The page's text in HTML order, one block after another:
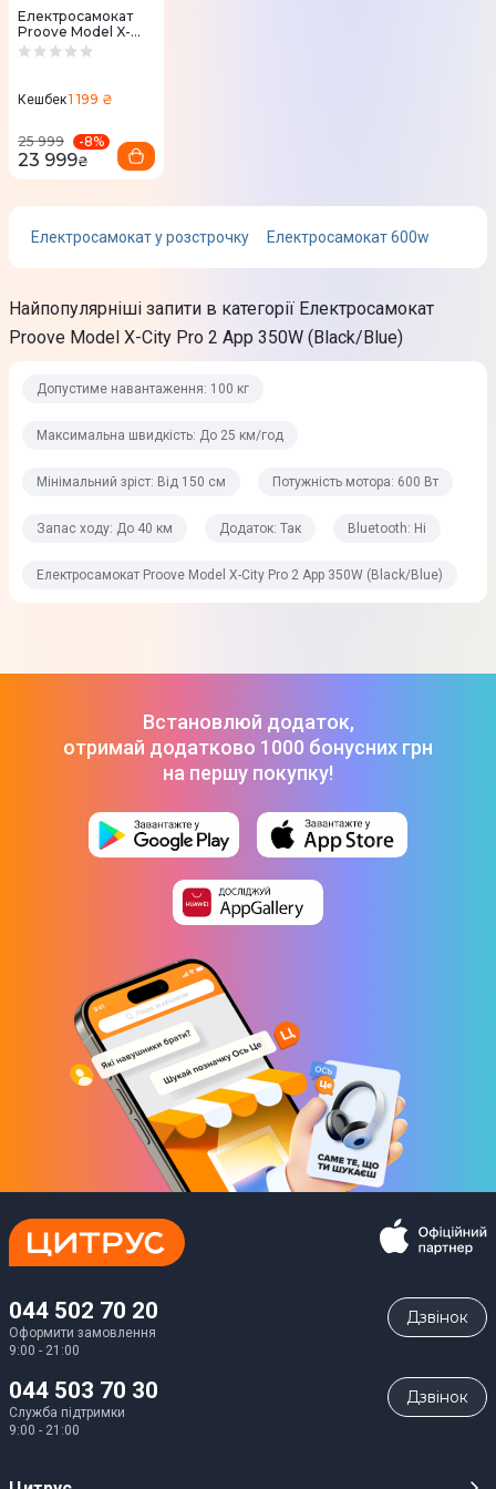
До 40 км
10Ah/36V
Тип акумулятора
Li-ion
Час зарядки
До 5 годин
Особливості
Так
Сумісність з ОС
Bluetooth
Дисплей
Наявність підсвітки
шестигранний ключ, гарантійний талон
Особливості
Дисплей, NFC-модуль, покажчики поворотів, вологозахист,
захист від перегріву та короткого замикання, синхронізація зі
Юридична інформація
Товар може відрізнятись від представленого на фото,
виробником. Деталі уточнюйте у менеджера
Електросамокат
Proove Model X-
City Pro 2 App
Кешбек1 199 ₴
25 999 -8%
23 999₴
Електросамокат у розстрочку Електросамокат 600w
Найпопулярніші запити в категорії Електросамокат
Proove Model X-City Pro 2 App 350W (Black/Blue)
Допустиме навантаження: 100 кг
Максимальна швидкість: До 25 км/год
Мінімальний зріст: Від 150 см Потужність мотора: 600 Вт
Запас ходу: До 40 км Додаток: Так Bluetooth: Ні
Електросамокат Proove Model X-City Pro 2 App 350W (Black/Blue)
Встановлюй додаток,
отримай додатково 1000 бонусних грн
на першу покупку!
044 502 70 20
Оформити замовлення
9:00 - 21:00
Дзвiнок
044 503 70 30
Служба підтримки
9:00 - 21:00
Дзвiнок